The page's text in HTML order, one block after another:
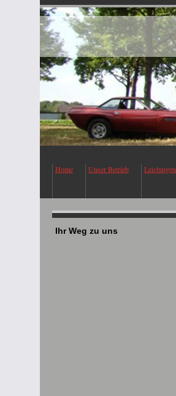
Home Unser Betrieb Leistungen
Ihr Weg zu uns